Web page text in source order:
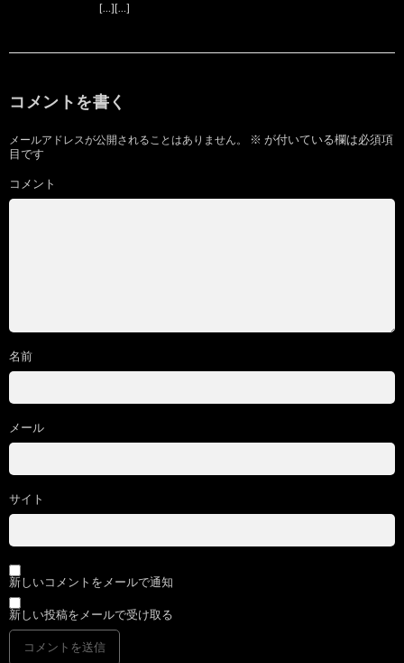
[…][…]
コメントを書く
メールアドレスが公開されることはありません。 ※ が付いている欄は必須項
目です
コメント
名前
メール
サイト
新しいコメントをメールで通知
新しい投稿をメールで受け取る